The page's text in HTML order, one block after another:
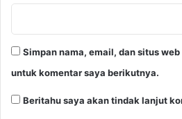
Simpan nama, email, dan situs
untuk komentar saya berikutnya.
Beritahu saya akan tindak lanjut